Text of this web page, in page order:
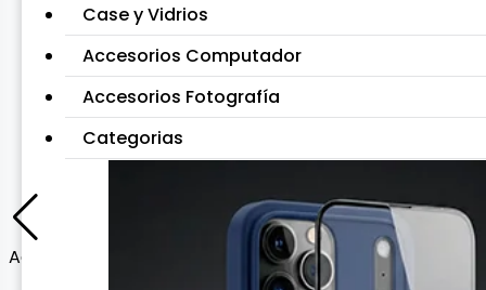
Case y Vidrios
Accesorios Computador
Accesorios Fotografía
Categorias
Adaptación